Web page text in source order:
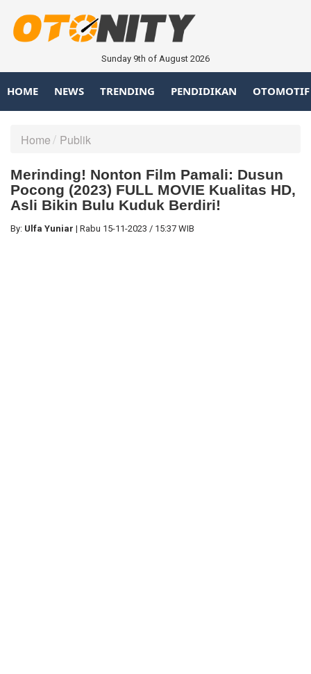
Sunday 9th of August 2026
HOME NEWS TRENDING PENDIDIKAN OTOMOTIF
Home Publik
Merinding! Nonton Film Pamali: Dusun
Pocong (2023) FULL MOVIE Kualitas HD,
Asli Bikin Bulu Kuduk Berdiri!
By: Ulfa Yuniar | Rabu 15-11-2023 / 15:37 WIB